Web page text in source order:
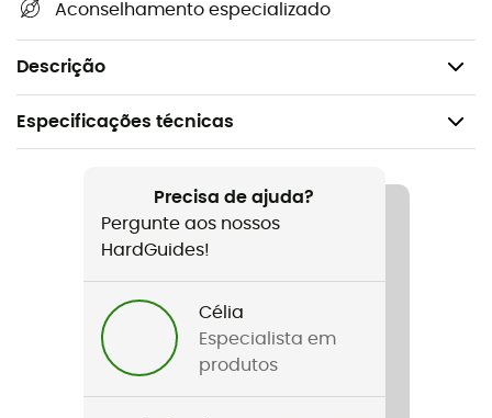
Aconselhamento especializado
Descrição
Compatível com os piolets SUM'TEC, GULLY, QUARK,
NOMIC e ERGONOMIC
Especificações técnicas
Escalada em gelo / Dry tooling / Technical
Mountaineering
Nome do produto
Precisa de ajuda?
Pergunte aos nossos
HardGuides!
Célia
Especialista em
produtos